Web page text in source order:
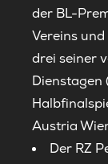
der BL-
Vereins
drei seiner
Dienstagen
Austria
Der RZ